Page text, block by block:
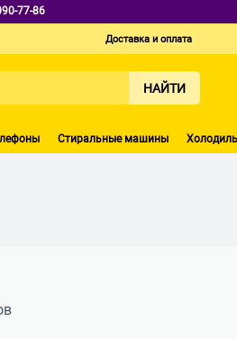
77-86
Доставка и оплата
НАЙТИ
Стиральные машины